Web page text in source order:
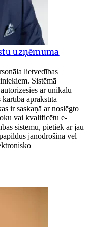
uzņēmuma
lietvedības
Sistēmā
ar unikālu
aprakstīta
ir saskaņā ar noslēgto
vai kvalificētu e-
sistēmu, pietiek ar jau
jānodrošina vēl